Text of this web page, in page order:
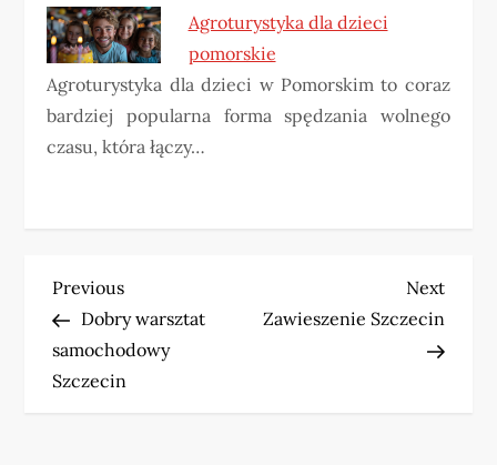
Agroturystyka dla dzieci
pomorskie
Agroturystyka dla dzieci w Pomorskim to coraz
bardziej popularna forma spędzania wolnego
czasu, która łączy…
N
a
w
Previous
Post
Previous
Dobry warsztat
samochodowy
Szczecin
Next
Post
Next
Zawieszenie Szczecin